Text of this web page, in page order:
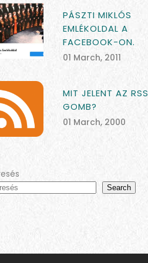
PÁSZTI MIKLÓS
EMLÉKOLDAL A
FACEBOOK-ON.
01 March, 2011
MIT JELENT AZ RSS
GOMB?
01 March, 2000
Search